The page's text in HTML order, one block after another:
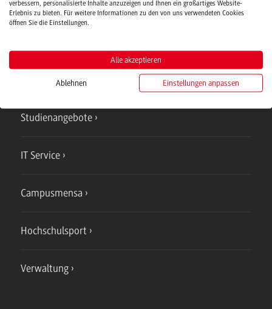
Studienangebote
IT Service
Campusmensa
Hochschulsport
Verwaltung
verbessern, personalisierte Inhalte anzuzeigen und Ihnen ein großartiges Website-
Erlebnis zu bieten. Für weitere Informationen zu den von uns verwendeten Cookies
öffnen Sie die Einstellungen.
Alle akzeptieren
Ablehnen Einstellungen anpassen